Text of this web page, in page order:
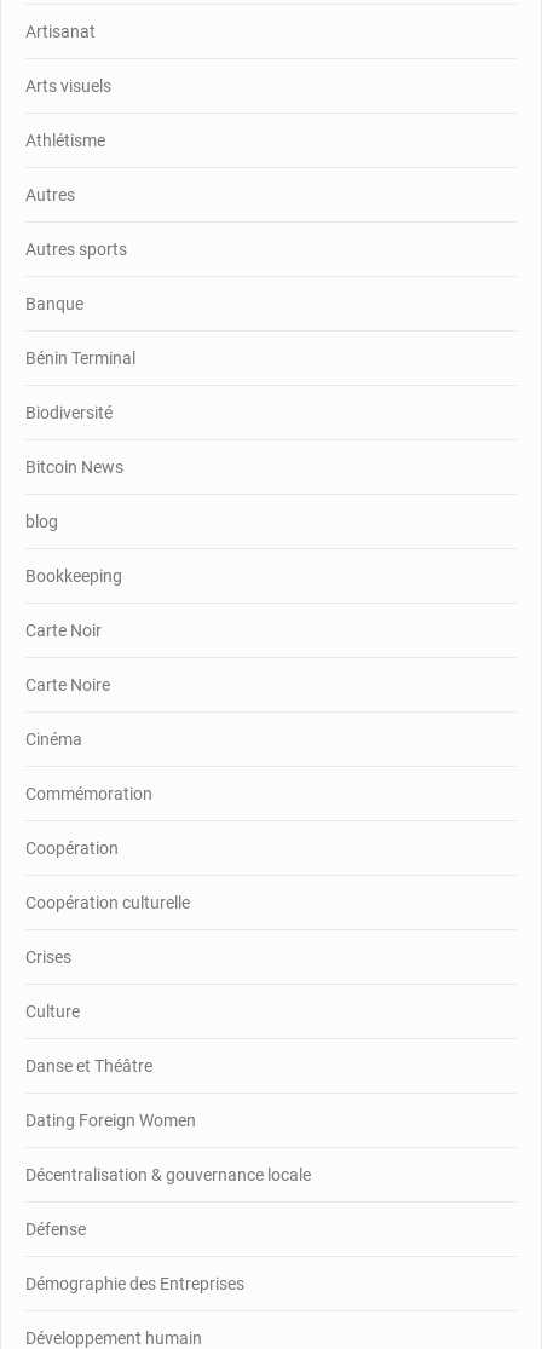
Artisanat
Arts visuels
Athlétisme
Autres
Autres sports
Banque
Bénin Terminal
Biodiversité
Bitcoin News
blog
Bookkeeping
Carte Noir
Carte Noire
Cinéma
Commémoration
Coopération
Coopération culturelle
Crises
Culture
Danse et Théâtre
Dating Foreign Women
Décentralisation & gouvernance locale
Défense
Démographie des Entreprises
Développement humain